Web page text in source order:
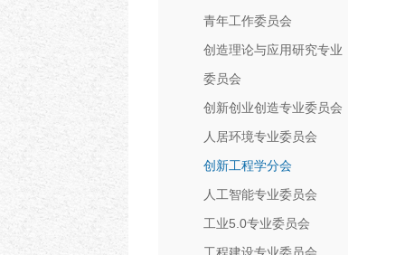
青年工作委员会
创造理论与应用研究专业
委员会
创新创业创造专业委员会
人居环境专业委员会
创新工程学分会
人工智能专业委员会
工业5.0专业委员会